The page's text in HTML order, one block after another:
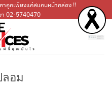
าถูกเพียงแค่สแกนหน้ากล่อง !!
า 02-5740470
อม